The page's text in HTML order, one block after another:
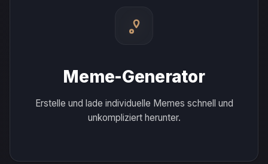
Meme-Generator
Erstelle und lade individuelle Memes schnell und
unkompliziert herunter.